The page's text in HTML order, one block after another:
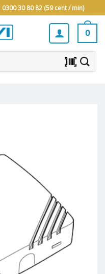
0300 30 80 82 (59 cent / min)
0
barcode_scanner